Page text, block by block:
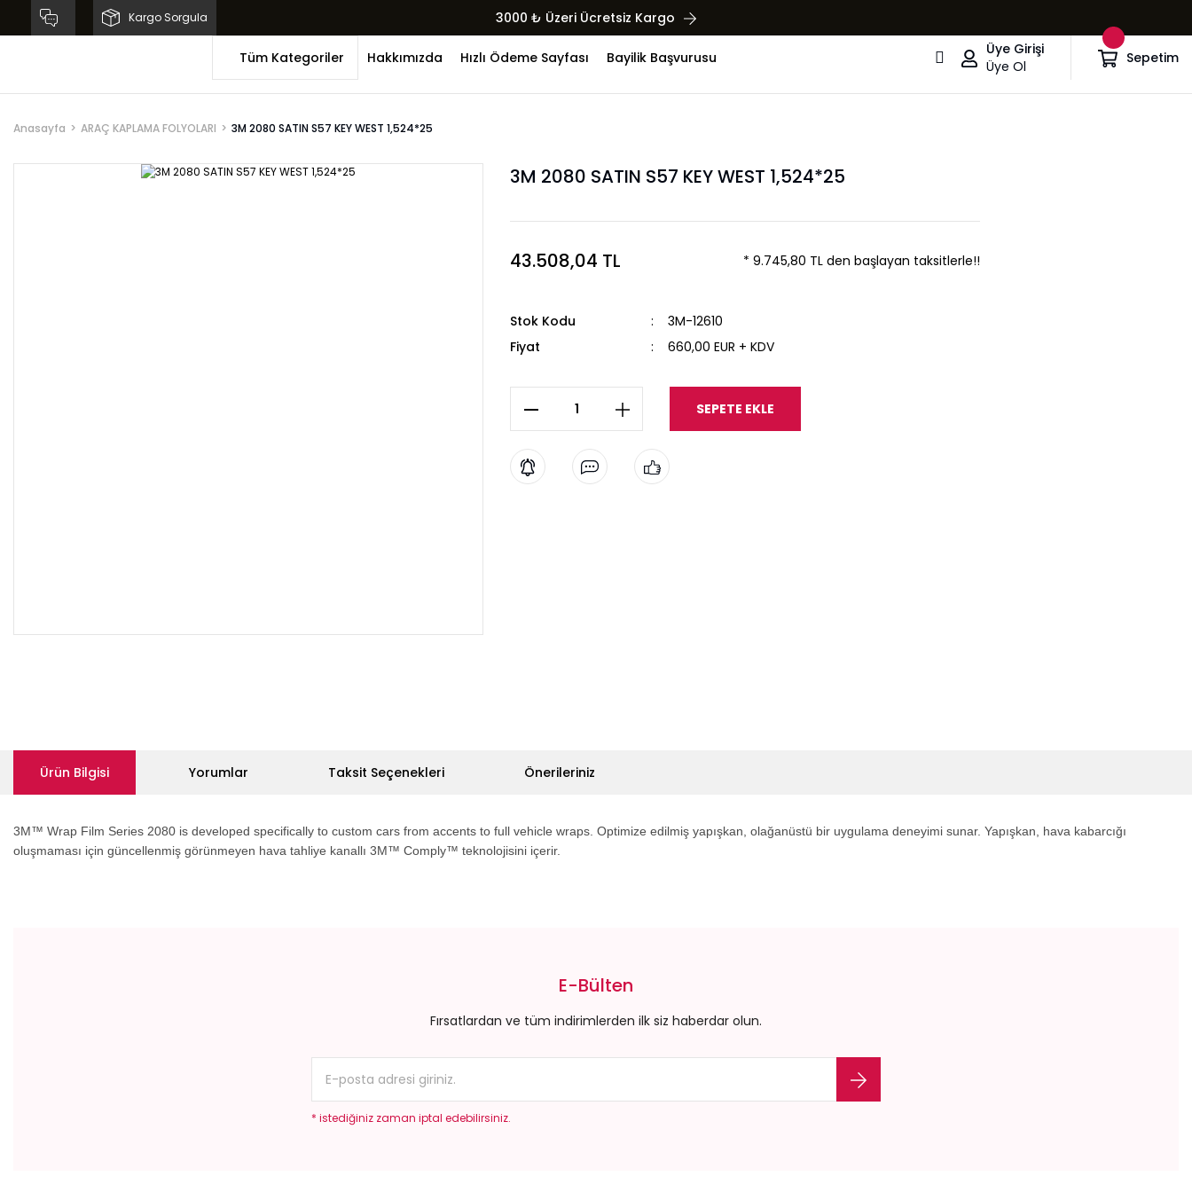
Kargo Sorgula 3000 ₺ Üzeri Ücretsiz Kargo
Tüm Kategoriler Hakkımızda Hızlı Ödeme Sayfası Bayilik Başvurusu
Üye Girişi
Üye Ol
Sepetim
Anasayfa ARAÇ KAPLAMA FOLYOLARI 3M 2080 SATIN S57 KEY WEST 1,524*25
3M 2080 SATIN S57 KEY WEST 1,524*25
43.508,04 TL * 9.745,80 TL den başlayan taksitlerle!!
Stok Kodu
3M-12610
Fiyat
660,00 EUR + KDV
SEPETE EKLE
Ürün Bilgisi Yorumlar Taksit Seçenekleri Önerileriniz
3M™ Wrap Film Series 2080 is developed specifically to custom cars from accents to full vehicle wraps. Optimize edilmiş yapışkan, olağanüstü bir uygulama deneyimi sunar. Yapışkan, hava kabarcığı
oluşmaması için güncellenmiş görünmeyen hava tahliye kanallı 3M™ Comply™ teknolojisini içerir.
Yorum Yaz
E-Bülten
Fırsatlardan ve tüm indirimlerden ilk siz haberdar olun.
* istediğiniz zaman iptal edebilirsiniz.